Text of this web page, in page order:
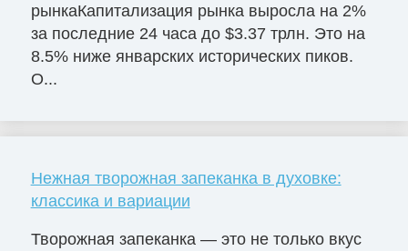
рынкаКапитализация рынка выросла на 2%
за последние 24 часа до $3.37 трлн. Это на
8.5% ниже январских исторических пиков.
О...
Нежная творожная запеканка в духовке:
классика и вариации
Творожная запеканка — это не только вкус